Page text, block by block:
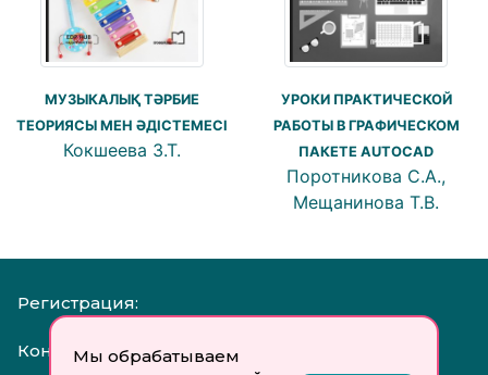
Мы обрабатываем
МУЗЫКАЛЫҚ ТӘРБИЕ
ТЕОРИЯСЫ МЕН ӘДІСТЕМЕСІ
Кокшеева З.Т.
УРОКИ ПРАКТИЧЕСКОЙ
РАБОТЫ В ГРАФИЧЕСКОМ
ПАКЕТЕ AUTOCAD
Поротникова С.А.,
Мещанинова Т.В.
Регистрация:
Контакты: